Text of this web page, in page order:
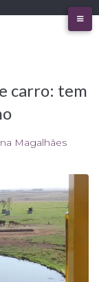
carro: tem
Magalhães